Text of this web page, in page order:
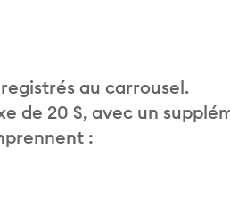
au carrousel.
de 20 $, avec un
: